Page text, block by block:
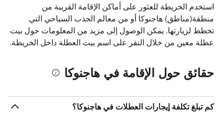
استخدم الخريطة للعثور على أماكن الإقامة القريبة من
منطقة(مناطق) هاجنوكا أو من معالم الجذب السياحي التي
تخطط لزيارتها. يمكن الوصول إلى مزيد من المعلومات حول بيت
عطلة معين من خلال النقر على اسم بيت العطلة داخل الخريطة.
حقائق حول الإقامة في هاجنوكا
كم تبلغ تكلفة إيجارات العطلات في هاجنوكا؟